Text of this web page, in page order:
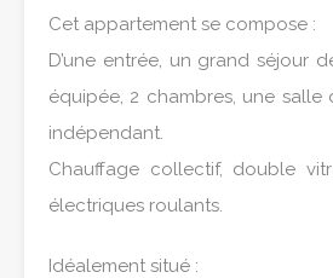
Cet appartement se compose :
D’une entrée, un grand séjour
équipée, 2 chambres, une salle
indépendant.
Chauffage collectif, double
électriques roulants.
Idéalement situé :